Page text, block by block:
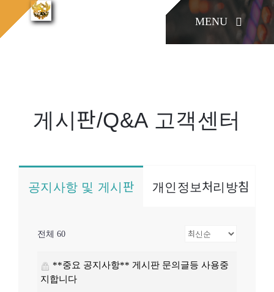
텐
MENU
COMPANY
게시판/Q&A
게시
게시판/Q&A 고객센터
공지사항 및 게시판 개인정보처리방침
전체 60
**중요 공지사항** 게시판 문의글등 사용중
지합니다